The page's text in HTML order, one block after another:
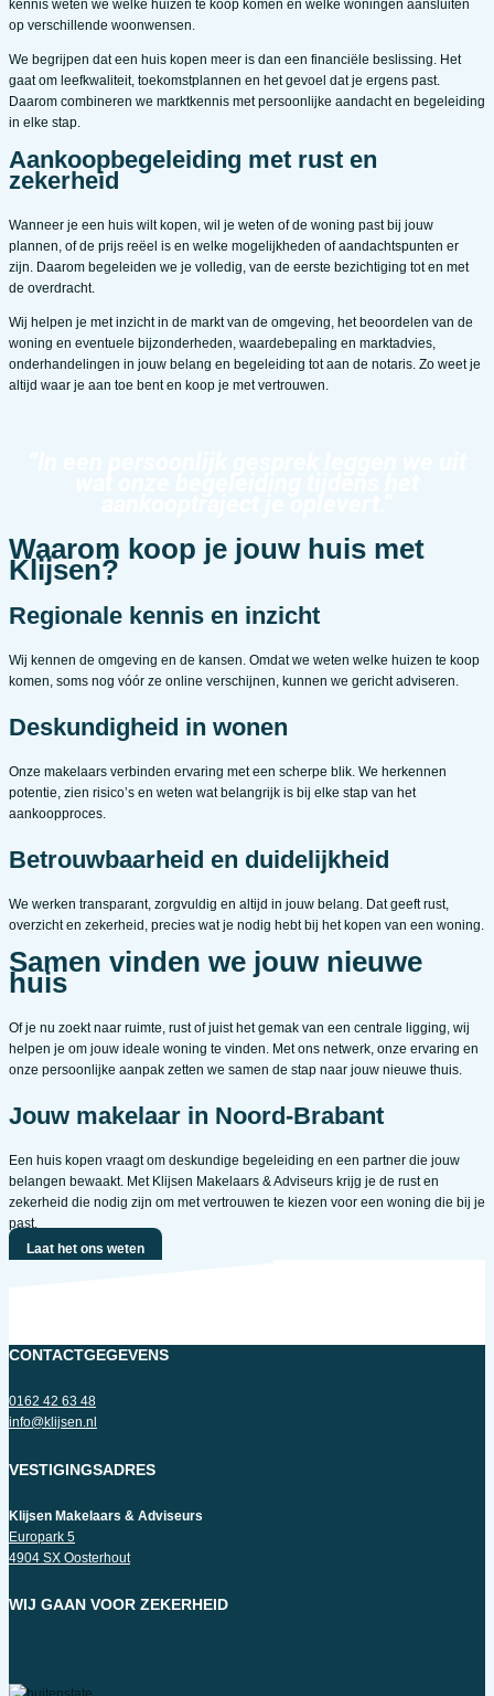
kennis weten we welke huizen te koop komen en welke woningen aansluiten
op verschillende woonwensen.
We begrijpen dat een huis kopen meer is dan een financiële beslissing. Het
gaat om leefkwaliteit, toekomstplannen en het gevoel dat je ergens past.
Daarom combineren we marktkennis met persoonlijke aandacht en begeleiding
in elke stap.
Aankoopbegeleiding met rust en
zekerheid
Wanneer je een huis wilt kopen, wil je weten of de woning past bij jouw
plannen, of de prijs reëel is en welke mogelijkheden of aandachtspunten er
zijn. Daarom begeleiden we je volledig, van de eerste bezichtiging tot en met
de overdracht.
Wij helpen je met inzicht in de markt van de omgeving, het beoordelen van de
woning en eventuele bijzonderheden, waardebepaling en marktadvies,
onderhandelingen in jouw belang en begeleiding tot aan de notaris. Zo weet je
altijd waar je aan toe bent en koop je met vertrouwen.
Waarom koop je jouw huis met
Klijsen?
Regionale kennis en inzicht
Wij kennen de omgeving en de kansen. Omdat we weten welke huizen te koop
komen, soms nog vóór ze online verschijnen, kunnen we gericht adviseren.
Deskundigheid in wonen
Onze makelaars verbinden ervaring met een scherpe blik. We herkennen
potentie, zien risico’s en weten wat belangrijk is bij elke stap van het
aankoopproces.
Betrouwbaarheid en duidelijkheid
We werken transparant, zorgvuldig en altijd in jouw belang. Dat geeft rust,
overzicht en zekerheid, precies wat je nodig hebt bij het kopen van een woning.
Samen vinden we jouw nieuwe
huis
Of je nu zoekt naar ruimte, rust of juist het gemak van een centrale ligging, wij
helpen je om jouw ideale woning te vinden. Met ons netwerk, onze ervaring en
onze persoonlijke aanpak zetten we samen de stap naar jouw nieuwe thuis.
Jouw makelaar in Noord-Brabant
Een huis kopen vraagt om deskundige begeleiding en een partner die jouw
belangen bewaakt. Met Klijsen Makelaars & Adviseurs krijg je de rust en
zekerheid die nodig zijn om met vertrouwen te kiezen voor een woning die bij je
past.
Laat het ons weten
CONTACTGEGEVENS
0162 42 63 48
info@klijsen.nl
VESTIGINGSADRES
Klijsen Makelaars & Adviseurs
Europark 5
4904 SX Oosterhout
WIJ GAAN VOOR ZEKERHEID